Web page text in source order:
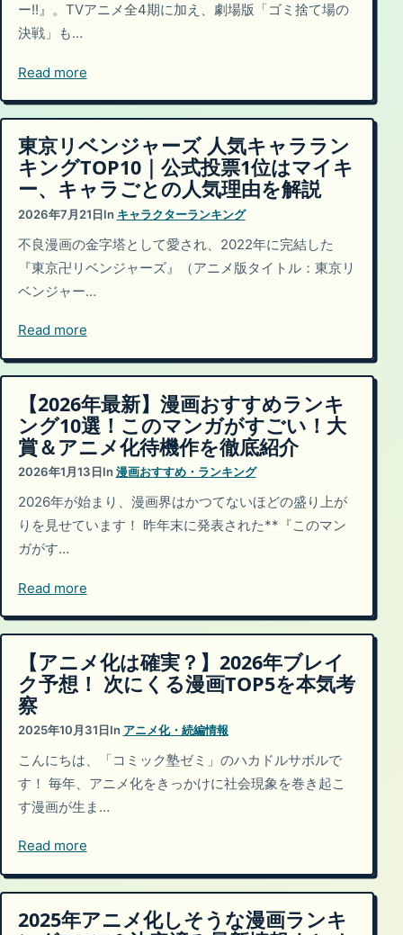
ー!!』。TVアニメ全4期に加え、劇場版「ゴミ捨て場の
決戦」も…
Read more
東京リベンジャーズ 人気キャララン
キングTOP10｜公式投票1位はマイキ
ー、キャラごとの人気理由を解説
2026年7月21日In キャラクターランキング
不良漫画の金字塔として愛され、2022年に完結した
『東京卍リベンジャーズ』（アニメ版タイトル：東京リ
ベンジャー…
Read more
【2026年最新】漫画おすすめランキ
ング10選！このマンガがすごい！大
賞＆アニメ化待機作を徹底紹介
2026年1月13日In 漫画おすすめ・ランキング
2026年が始まり、漫画界はかつてないほどの盛り上が
りを見せています！ 昨年末に発表された**『このマン
ガがす…
Read more
【アニメ化は確実？】2026年ブレイ
ク予想！ 次にくる漫画TOP5を本気考
察
2025年10月31日In アニメ化・続編情報
こんにちは、「コミック塾ゼミ」のハカドルサボルで
す！ 毎年、アニメ化をきっかけに社会現象を巻き起こ
す漫画が生ま…
Read more
2025年アニメ化しそうな漫画ランキ